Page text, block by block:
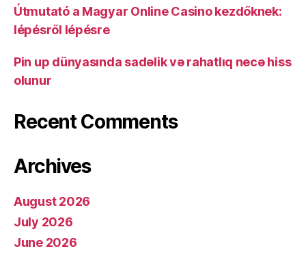
Útmutató a Magyar Online Casino kezdőknek:
lépésről lépésre
Pin up dünyasında sadəlik və rahatlıq necə hiss
olunur
Recent Comments
Archives
August 2026
July 2026
June 2026